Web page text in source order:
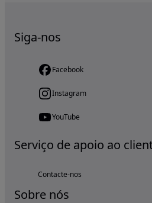
Siga-nos
Facebook
Instagram
YouTube
Serviço de apoio ao
Contacte-nos
Sobre nós